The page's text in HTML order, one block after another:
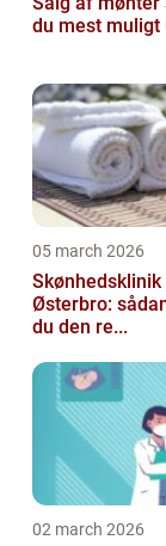
du mest muligt
05 march 2026
Skønhedsklinik
Østerbro:
du den re...
02 march 2026